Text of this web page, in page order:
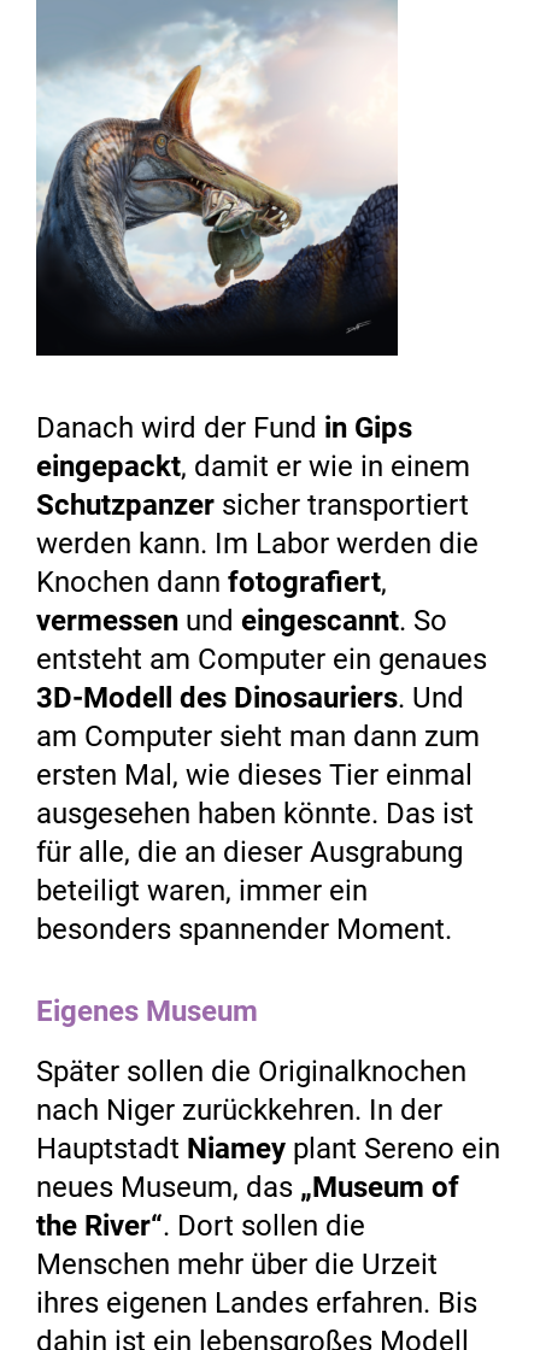
Danach wird der Fund in Gips
eingepackt, damit er wie in einem
Schutzpanzer sicher transportiert
werden kann. Im Labor werden die
Knochen dann fotografiert,
vermessen und eingescannt. So
entsteht am Computer ein genaues
3D-Modell des Dinosauriers. Und
am Computer sieht man dann zum
ersten Mal, wie dieses Tier einmal
ausgesehen haben könnte. Das ist
für alle, die an dieser Ausgrabung
beteiligt waren, immer ein
besonders spannender Moment.
Eigenes Museum
Später sollen die Originalknochen
nach Niger zurückkehren. In der
Hauptstadt Niamey plant Sereno ein
neues Museum, das „Museum of
the River“. Dort sollen die
Menschen mehr über die Urzeit
ihres eigenen Landes erfahren. Bis
dahin ist ein lebensgroßes Modell